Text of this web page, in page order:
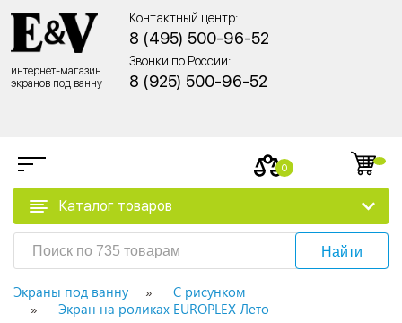
интернет-магазин
экранов под ванну
Контактный центр:
8 (495) 500-96-52
Звонки по России:
8 (925) 500-96-52
0
Каталог товаров
Найти
Экраны под ванну
С рисунком
Экран на роликах EUROPLEX Лето